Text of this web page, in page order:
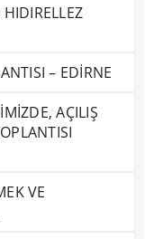
– EDİRNE
AÇILIŞ
VE